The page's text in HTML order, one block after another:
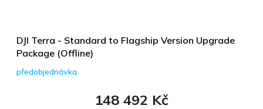
DJI Terra - Standard to Flagship Version Upgrade
Package (Offline)
předobjednávka
148 492 Kč